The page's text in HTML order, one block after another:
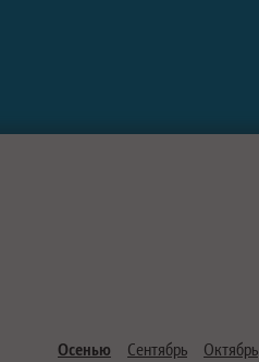
Осенью Сентябрь Октябрь